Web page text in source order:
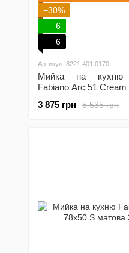
−30%
6
6
Артикул: 8221.401.0170
Мийка на кухню
Fabiano Arc 51 Cream
5 535 грн
3 875 грн